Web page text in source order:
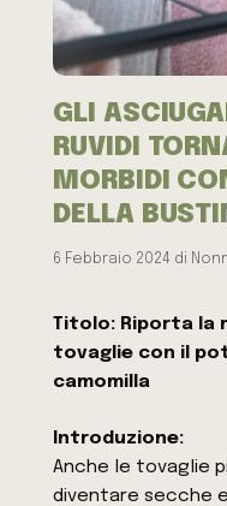
GLI
RUVIDI
MORBIDI
DELLA
6 Febbraio 2024 di
Titolo: Riporta la
tovaglie con il
camomilla
Introduzione:
Anche le tovaglie
diventare secche e